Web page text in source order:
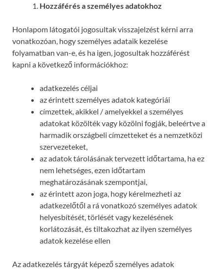
Hozzáférés a személyes adatokhoz
Honlapom látogatói jogosultak visszajelzést kérni arra
vonatkozóan, hogy személyes adataik kezelése
folyamatban van-e, és ha igen, jogosultak hozzáférést
kapni a következő információkhoz:
adatkezelés céljai
az érintett személyes adatok kategóriái
címzettek, akikkel / amelyekkel a személyes
adatokat közölték vagy közölni fogják, beleértve a
harmadik országbeli címzetteket és a nemzetközi
szervezeteket,
az adatok tárolásának tervezett időtartama, ha ez
nem lehetséges, ezen időtartam
meghatározásának szempontjai,
az érintett azon joga, hogy kérelmezheti az
adatkezelőtől a rá vonatkozó személyes adatok
helyesbítését, törlését vagy kezelésének
korlátozását, és tiltakozhat az ilyen személyes
adatok kezelése ellen
Az adatkezelés tárgyát képező személyes adatok